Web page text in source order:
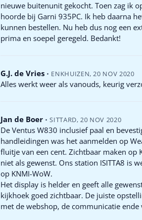
nieuwe buitenunit gekocht. Toen zag ik
hoorde bij Garni 935PC. Ik heb daarna
kunnen bestellen. Nu heb dus nog een
prima en soepel geregeld. Bedankt!
G.J. de Vries • ENKHUIZEN, 20 NOV 2020
Alles werkt weer als vanouds, keurig
Jan de Boer • SITTARD, 20 NOV 2020
De Ventus W830 inclusief paal en
handleidingen was het aanmelden op
fluitje van een cent. Zichtbaar maken op
niet als gewenst. Ons station ISITTA8 is
op KNMI-WoW.
Het display is helder en geeft alle
kijkhoek goed zichtbaar. De juiste
met de webshop, de communicatie ende